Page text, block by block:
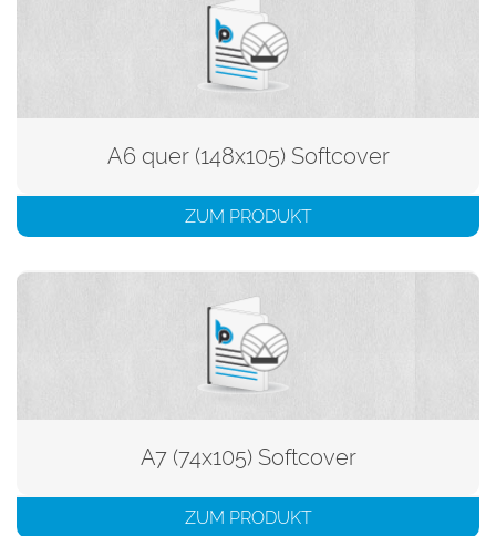
A6 quer (148x105) Softcover
ZUM PRODUKT
A7 (74x105) Softcover
ZUM PRODUKT